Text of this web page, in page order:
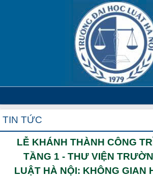
TIN TỨC
LỄ KHÁNH THÀNH CÔNG
TẦNG 1 - THƯ VIỆN
LUẬT HÀ NỘI: KHÔNG GIAN